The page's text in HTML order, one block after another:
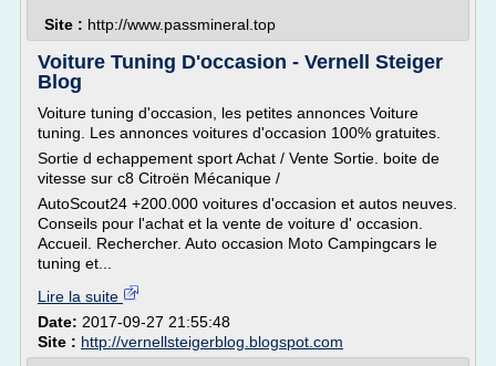
Site : http://www.passmineral.top
Voiture Tuning D'occasion - Vernell Steiger
Blog
Voiture tuning d'occasion, les petites annonces Voiture
tuning. Les annonces voitures d'occasion 100% gratuites.
Sortie d echappement sport Achat / Vente Sortie. boite de
vitesse sur c8 Citroën Mécanique /
AutoScout24 +200.000 voitures d'occasion et autos neuves.
Conseils pour l'achat et la vente de voiture d' occasion.
Accueil. Rechercher. Auto occasion Moto Campingcars le
tuning et...
Lire la suite
Date: 2017-09-27 21:55:48
Site : http://vernellsteigerblog.blogspot.com